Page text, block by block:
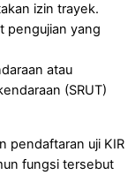
izin trayek.
pengujian yang
atau
(SRUT)
pendaftaran uji KIR
fungsi tersebut